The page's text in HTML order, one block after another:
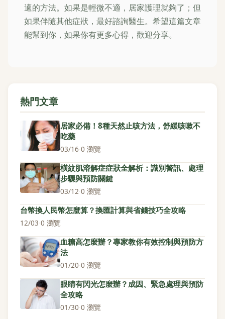
適的方法。如果是輕微不適，居家護理就夠了；但
如果伴隨其他症狀，最好諮詢醫生。希望這篇文章
能幫到你，如果你有更多心得，歡迎分享。
熱門文章
居家必備！8種天然止咳方法，舒緩咳嗽不
吃藥
03/16·0 瀏覽
橫紋肌溶解症症狀全解析：識別警訊、處理
步驟與預防關鍵
03/12·0 瀏覽
台幣換人民幣怎麼算？換匯計算與省錢技巧全攻略
12/03·0 瀏覽
血糖高怎麼辦？專家教你有效控制與預防方
法
01/20·0 瀏覽
眼睛有閃光怎麼辦？成因、緊急處理與預防
全攻略
01/30·0 瀏覽